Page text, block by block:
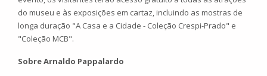
do museu e às exposições em cartaz, incluindo as mostras de
longa duração "A Casa e a Cidade - Coleção Crespi-Prado" e
"Coleção MCB".
Sobre Arnaldo Pappalardo